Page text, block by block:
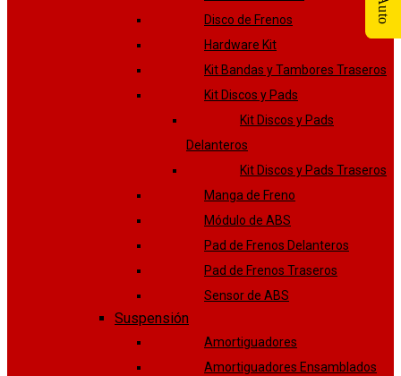
Disco de Frenos
Hardware Kit
Kit Bandas y Tambores Traseros
Kit Discos y Pads
Kit Discos y Pads
Delanteros
Kit Discos y Pads Traseros
Manga de Freno
Módulo de ABS
Pad de Frenos Delanteros
Pad de Frenos Traseros
Sensor de ABS
Suspensión
Amortiguadores
Amortiguadores Ensamblados